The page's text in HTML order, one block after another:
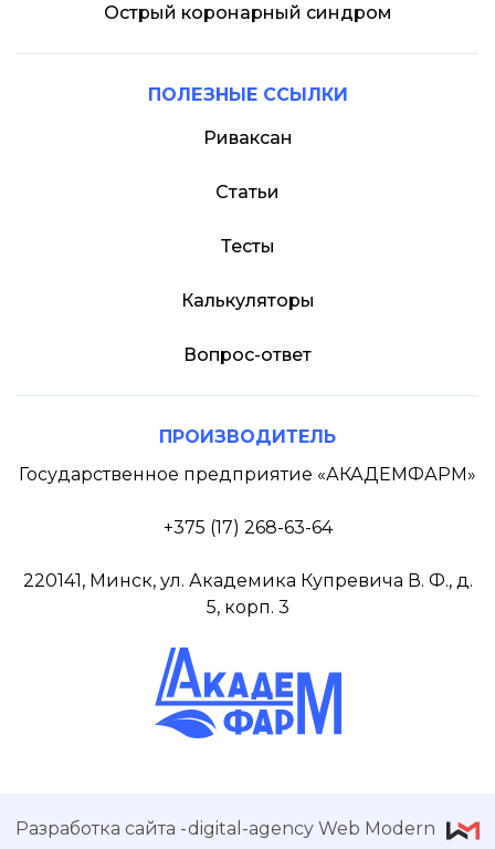
Острый коронарный синдром
ПОЛЕЗНЫЕ ССЫЛКИ
Риваксан
Статьи
Тесты
Калькуляторы
Вопрос-ответ
ПРОИЗВОДИТЕЛЬ
Государственное предприятие «АКАДЕМФАРМ»
+375 (17) 268-63-64
220141, Минск, ул. Академика Купревича В. Ф., д.
5, корп. 3
Разработка сайта digital-agency Web Modern